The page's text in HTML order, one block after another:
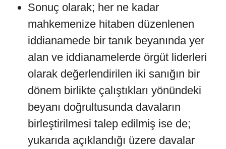
Sonuç olarak; her ne kadar
mahkemenize hitaben düzenlenen
iddianamede bir tanık beyanında yer
alan ve iddianamelerde örgüt liderleri
olarak değerlendirilen iki sanığın bir
dönem birlikte çalıştıkları yönündeki
beyanı doğrultusunda davaların
birleştirilmesi talep edilmiş ise de;
yukarıda açıklandığı üzere davalar